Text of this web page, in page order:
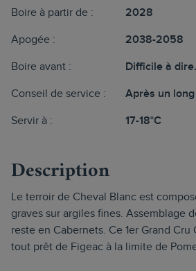
Boire à partir de : 2028
Apogée : 2038-2058
Boire avant : Difficile à
Conseil de service : Après un
Servir à : 17-18°C
Description
Le terroir de Cheval Blanc est
graves sur argiles fines. Assemblage
reste en Cabernets. Ce 1er Grand Cru
tout prêt de Figeac à la limite de